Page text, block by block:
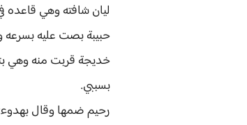
ليان شافته وهي
حبيبة بصت عليه
خديجة قربت منه وهي
بسببي.
رحيم ضمها وقال